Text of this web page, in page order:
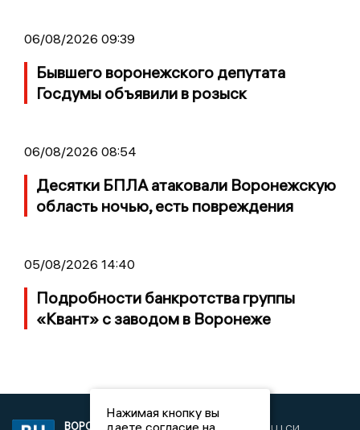
06/08/2026 09:39
Бывшего воронежского депутата
Госдумы объявили в розыск
06/08/2026 08:54
Десятки БПЛА атаковали Воронежскую
область ночью, есть повреждения
05/08/2026 14:40
Подробности банкротства группы
«Квант» с заводом в Воронеже
ВОРОНЕЖСКИЕ
Нажимая кнопку вы
даете согласие на